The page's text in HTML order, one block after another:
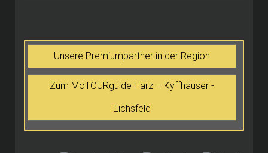
Unsere Premiumpartner in der Region
Zum MoTOURguide Harz – Kyffhäuser -
Eichsfeld